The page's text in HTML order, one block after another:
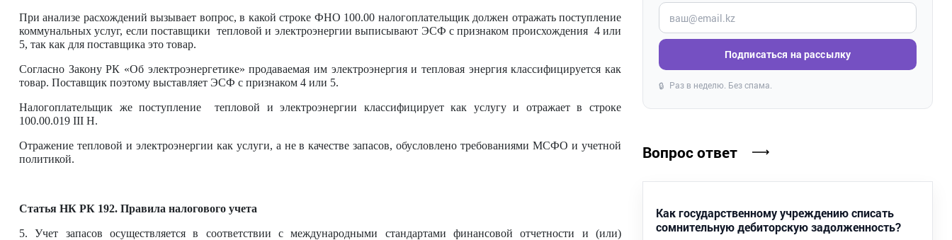
При анализе расхождений вызывает вопрос, в какой строке ФНО 100.00 налогоплательщик должен отражать поступление
коммунальных услуг, если поставщики тепловой и электроэнергии выписывают ЭСФ с признаком происхождения 4 или
5, так как для поставщика это товар.
Согласно Закону РК «Об электроэнергетике» продаваемая им электроэнергия и тепловая энергия классифицируется как
товар. Поставщик поэтому выставляет ЭСФ с признаком 4 или 5.
Налогоплательщик же поступление тепловой и электроэнергии классифицирует как услугу и отражает в строке
100.00.019 III Н.
Отражение тепловой и электроэнергии как услуги, а не в качестве запасов, обусловлено требованиями МСФО и учетной
политикой.
Статья НК РК 192. Правила налогового учета
5. Учет запасов осуществляется в соответствии с международными стандартами финансовой отчетности и (или)
Введите ваш e-mail
Подписаться на рассылку
🔒 Раз в неделю. Без спама.
Вопрос ответ
Как государственному учреждению списать
сомнительную дебиторскую задолженность?